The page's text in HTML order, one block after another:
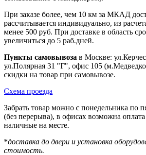
При заказе более, чем 10 км за МКАД
рассчитывается индивидуально, из
менее 500 руб. При доставке в область
увеличиться до 5 раб.дней.
Пункты самовывоза в Москве:
ул.Полярная 31 "Г", офис 105
скидки на товар при самовывозе.
Схема проезда
Забрать товар можно с понедельника по
(без перерыва), в офисах возможна
наличные на месте.
*доставка до двери и установка
стоимость.